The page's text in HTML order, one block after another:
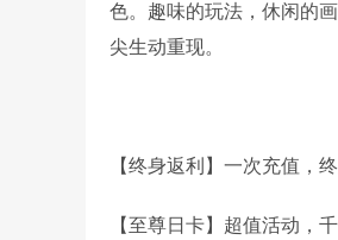
色。趣味的玩法，休闲的
尖生动重现。
【终身返利】一次充值，
【至尊日卡】超值活动，